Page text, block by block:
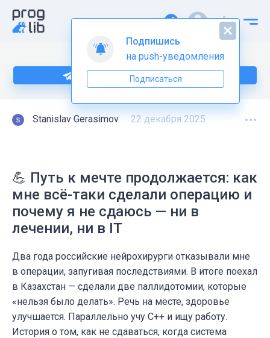
Подпишитесь на нас в Telegram
Stanislav Gerasimov 22 декабря 2025
💪 Путь к мечте продолжается: как
мне всё-таки сделали операцию и
почему я не сдаюсь — ни в
лечении, ни в IT
Два года российские нейрохирурги отказывали мне
в операции, запугивая последствиями. В итоге поехал
в Казахстан — сделали две паллидотомии, которые
«нельзя было делать». Речь на месте, здоровье
улучшается. Параллельно учу C++ и ищу работу.
История о том, как не сдаваться, когда система
Подпишись
на push-уведомления
Подписаться